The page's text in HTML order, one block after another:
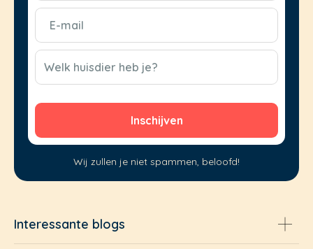
E-
mail
(Vereist)
CAPTCHA
Welk huisdier heb je?
Wij zullen je niet spammen, beloofd!
Interessante blogs